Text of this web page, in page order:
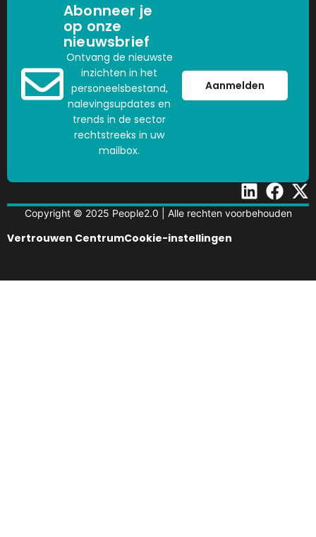
Abonneer je
op onze
nieuwsbrief
Ontvang de nieuwste
inzichten in het
personeelsbestand,
nalevingsupdates en
trends in de sector
rechtstreeks in uw
mailbox.
Aanmelden
Copyright © 2025 People2.0 | Alle rechten voorbehouden
Vertrouwen CentrumCookie-instellingen